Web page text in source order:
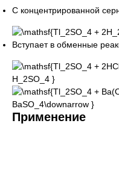
С концентрированной
Вступает в обменные
Применение